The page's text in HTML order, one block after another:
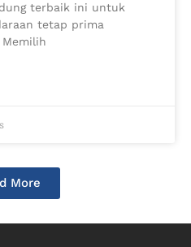
terbaik ini untuk
tetap prima
Memilih
More